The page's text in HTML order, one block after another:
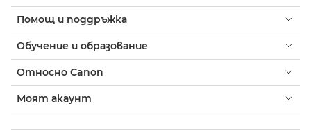
Помощ и поддръжка
Обучение и образование
Относно Canon
Моят акаунт